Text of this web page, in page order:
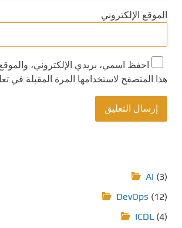
الموقع الإلكتروني
احفظ اسمي، بريدي الإلكتروني،
هذا المتصفح لاستخدامها المرة المقبلة في
AI (3)
DevOps (12)
ICDL (4)